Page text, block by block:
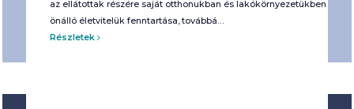
az ellátottak részére saját otthonukban és lakókörnyezetükben
önálló életvitelük fenntartása, továbbá…
Részletek